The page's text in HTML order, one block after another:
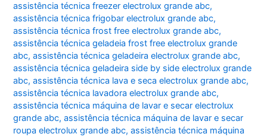
assistência técnica freezer electrolux grande abc,
assistência técnica frigobar electrolux grande abc,
assistência técnica frost free electrolux grande abc,
assistência técnica geladeia frost free electrolux grande
abc,assistência técnica geladeira electrolux grande abc,
assistência técnica geladeira side by side electrolux grande
abc,assistência técnica lava e seca electrolux grande abc,
assistência técnica lavadora electrolux grande abc,
assistência técnica máquina de lavar e secar electrolux
grande abc,assistência técnica máquina de lavar e secar
roupa electrolux grande abc,assistência técnica máquina